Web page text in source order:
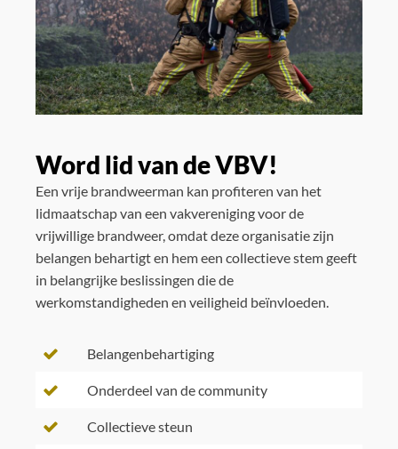
Word lid van de VBV!
Een vrije brandweerman kan profiteren van het
lidmaatschap van een vakvereniging voor de
vrijwillige brandweer, omdat deze organisatie zijn
belangen behartigt en hem een collectieve stem geeft
in belangrijke beslissingen die de
werkomstandigheden en veiligheid beïnvloeden.
Belangenbehartiging
Onderdeel van de community
Collectieve steun